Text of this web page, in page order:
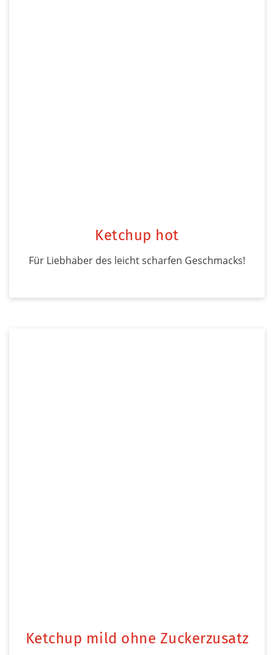
Ketchup hot
Für Liebhaber des leicht scharfen Geschmacks!
Ketchup mild ohne Zuckerzusatz